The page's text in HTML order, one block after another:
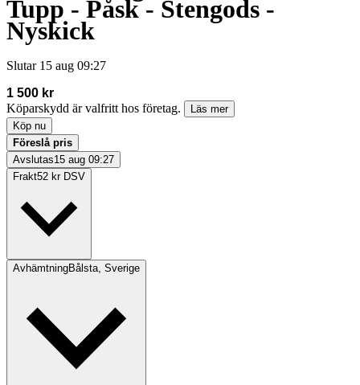
Tupp - Påsk - Stengods -
Nyskick
Slutar 15 aug 09:27
1 500 kr
Köparskydd är valfritt hos företag.
Läs mer
Köp nu
Föreslå pris
Avslutas15 aug 09:27
Frakt52 kr DSV
AvhämtningBålsta, Sverige